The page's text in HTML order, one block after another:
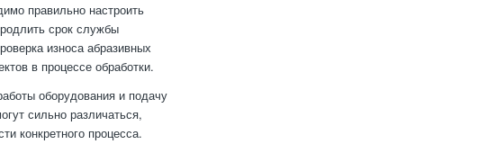
правильно настроить
срок службы
износа абразивных
в процессе обработки.
оборудования и подачу
сильно различаться,
конкретного процесса.